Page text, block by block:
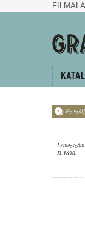
Ez
D-1690.